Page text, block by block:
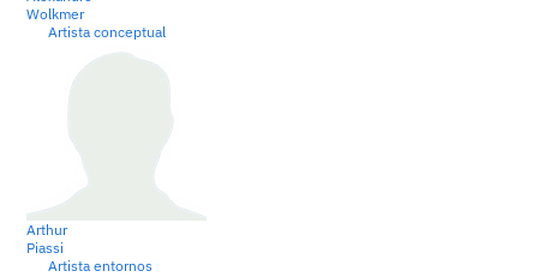
Wolkmer
Artista conceptual
Arthur
Piassi
Artista entornos